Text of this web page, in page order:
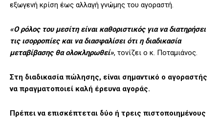
εξωγενή κρίση έως αλλαγή γνώμης του αγοραστή.
«Ο ρόλος του μεσίτη είναι καθοριστικός για να διατηρήσει
τις ισορροπίες και να διασφαλίσει ότι η διαδικασία
μεταβίβασης θα ολοκληρωθεί», τονίζει ο κ. Ποταμιάνος.
Στη διαδικασία πώλησης, είναι σημαντικό ο αγοραστής
να πραγματοποιεί καλή έρευνα αγοράς.
Πρέπει να επισκέπτεται δύο ή τρεις πιστοποιημένους